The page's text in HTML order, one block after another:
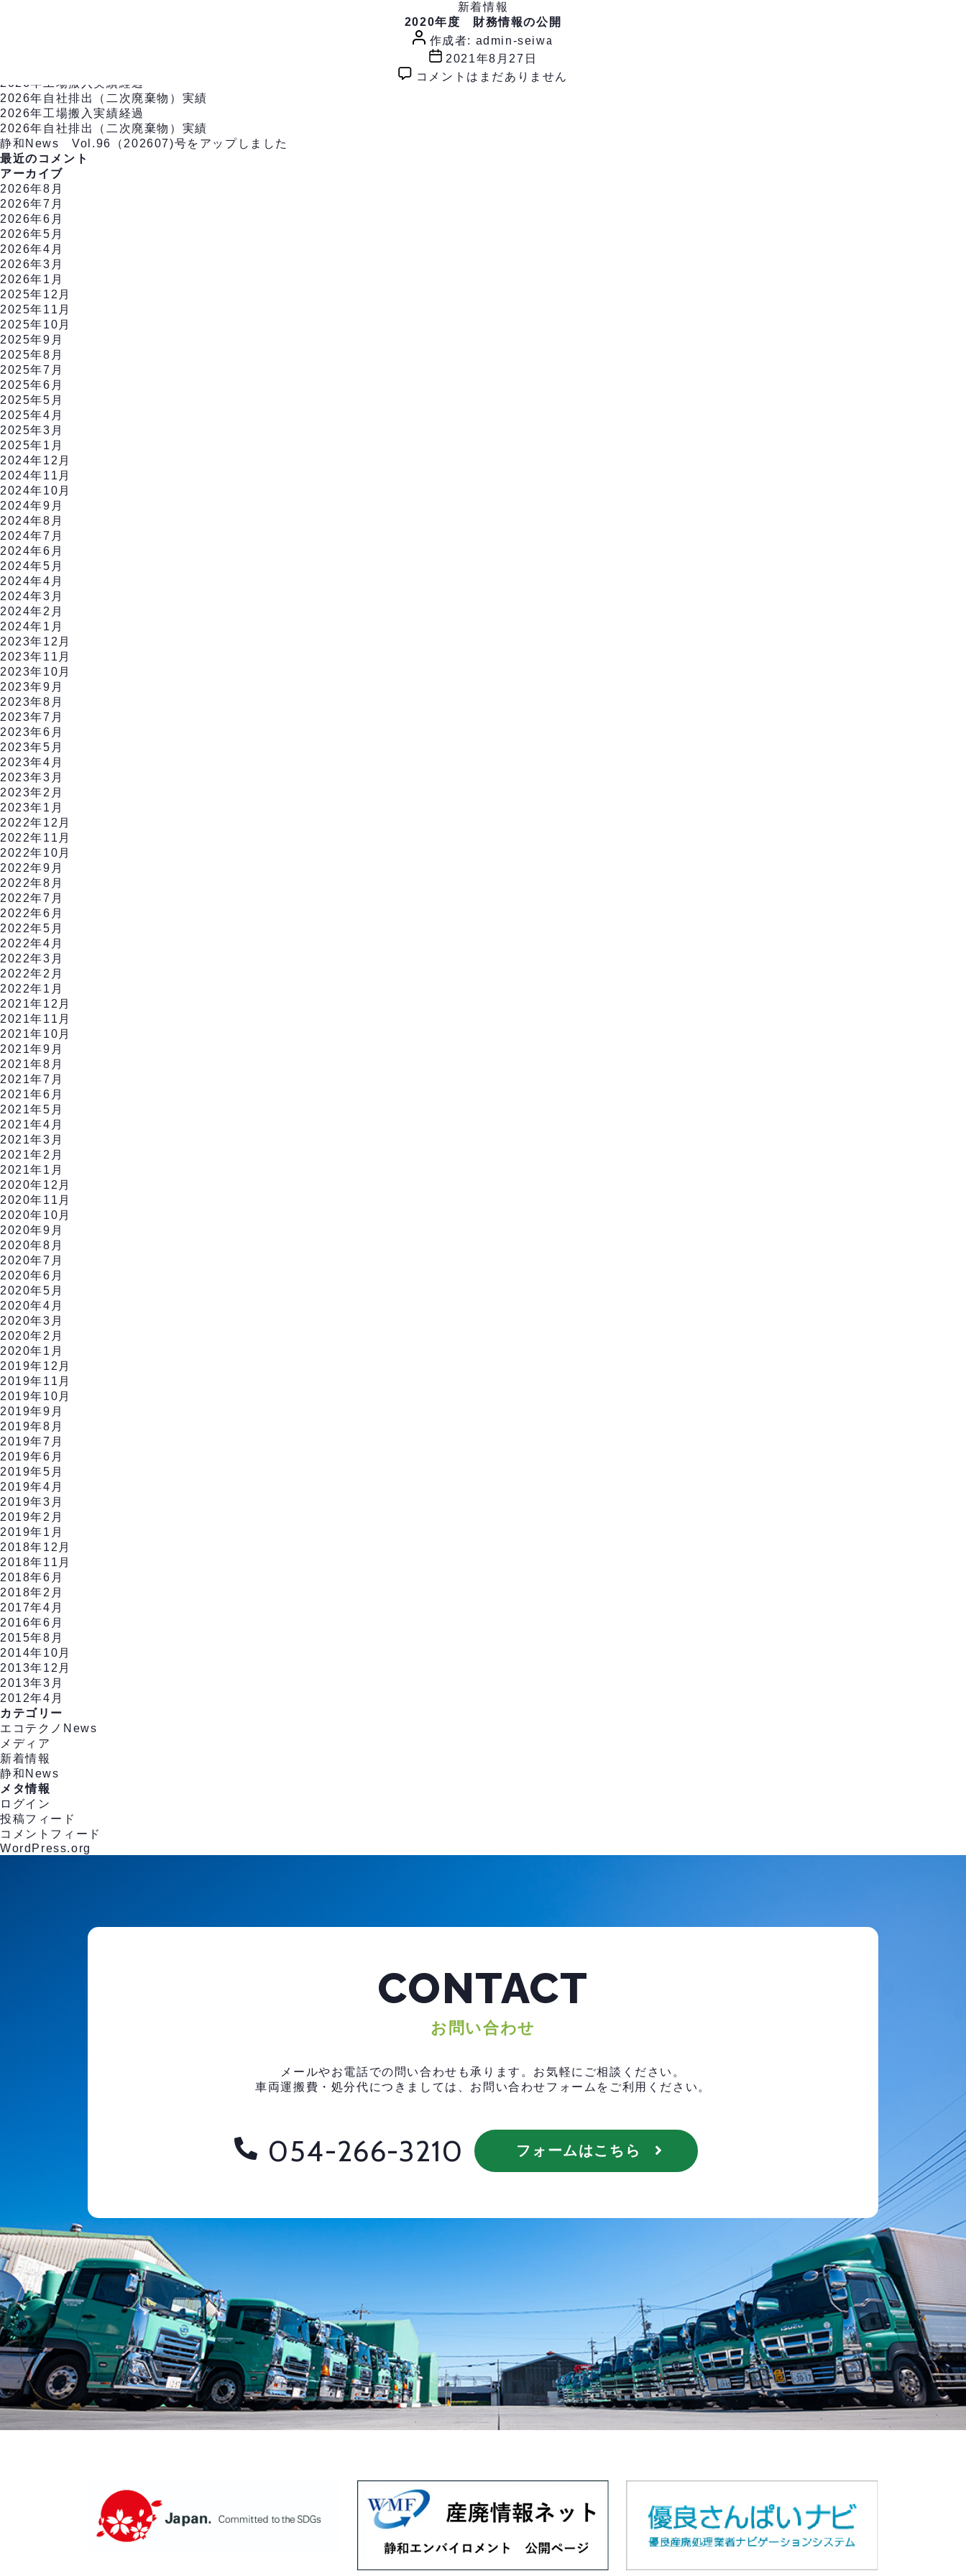
事業案内 CSRの取組
2021年8月
カ
テ
ゴ
リ
ー
新着情報
2020年度 財務情報の公開
投
者
作成者: admin-seiwa
投
稿
日
2021年8月27日
2020
コメントはまだありません
ー
ジ
送
り
象:
2026年工場搬入実績経過
2026年自社排出（二次廃棄物）実績
2026年工場搬入実績経過
2026年自社排出（二次廃棄物）実績
静和News Vol.96（202607)号をアップしました
最近のコメント
アーカイブ
2026年8月
2026年7月
2026年6月
2026年5月
2026年4月
2026年3月
2026年1月
2025年12月
2025年11月
2025年10月
2025年9月
2025年8月
2025年7月
2025年6月
2025年5月
2025年4月
2025年3月
2025年1月
2024年12月
2024年11月
2024年10月
2024年9月
2024年8月
2024年7月
2024年6月
2024年5月
2024年4月
2024年3月
2024年2月
2024年1月
2023年12月
2023年11月
2023年10月
2023年9月
2023年8月
2023年7月
2023年6月
2023年5月
2023年4月
2023年3月
2023年2月
2023年1月
2022年12月
2022年11月
2022年10月
2022年9月
2022年8月
2022年7月
2022年6月
2022年5月
2022年4月
2022年3月
2022年2月
2022年1月
2021年12月
2021年11月
2021年10月
2021年9月
2021年8月
2021年7月
2021年6月
2021年5月
2021年4月
2021年3月
2021年2月
2021年1月
2020年12月
2020年11月
2020年10月
2020年9月
2020年8月
2020年7月
2020年6月
2020年5月
2020年4月
2020年3月
2020年2月
2020年1月
2019年12月
2019年11月
2019年10月
2019年9月
2019年8月
2019年7月
2019年6月
2019年5月
2019年4月
2019年3月
2019年2月
2019年1月
2018年12月
2018年11月
2018年6月
2018年2月
2017年4月
2016年6月
2015年8月
2014年10月
2013年12月
2013年3月
2012年4月
カテゴリー
エコテクノNews
メディア
新着情報
静和News
メタ情報
ログイン
投稿フィード
コメントフィード
WordPress.org
CONTACT
お問い合わせ
メールやお電話での問い合わせも承ります。お気軽にご相談ください。
車両運搬費・処分代につきましては、お問い合わせフォームをご利用ください。
054-266-3210 フォームはこちら